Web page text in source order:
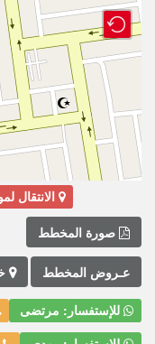
الانتقال
صورة المخطط
عـروض المخطط
للإستفسار: مرتضى